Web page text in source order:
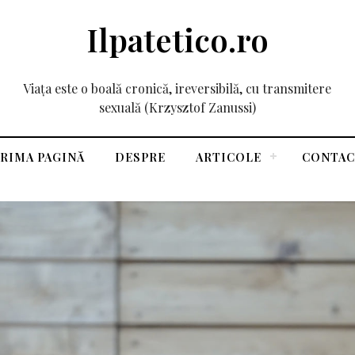
Ilpatetico.ro
Viața este o boală cronică, ireversibilă, cu transmitere
sexuală (Krzysztof Zanussi)
PAGINĂ DESPRE ARTICOLE